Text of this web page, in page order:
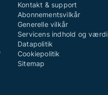
Kontakt & support
Abonnementsvilkår
Generelle vilkår
Servicens indhold og værdi
Datapolitik
Cookiepolitik
Sitemap